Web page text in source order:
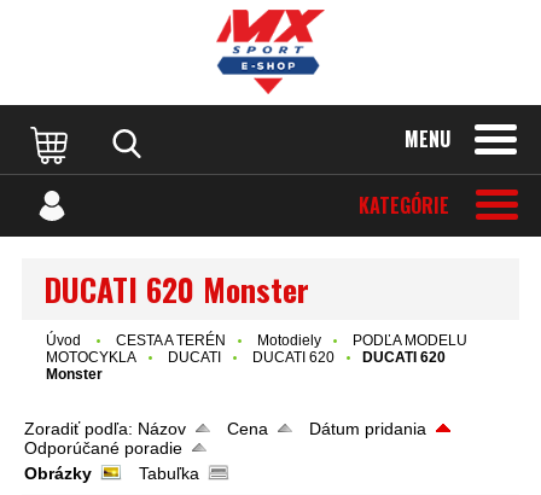
MENU
KATEGÓRIE
DUCATI 620 Monster
Úvod CESTA A TERÉN Motodiely
PODĽA MODELU
MOTOCYKLA
DUCATI DUCATI 620
DUCATI 620
Monster
Zoradiť podľa: Názov Cena
Dátum pridania
Odporúčané poradie
Obrázky
Tabuľka